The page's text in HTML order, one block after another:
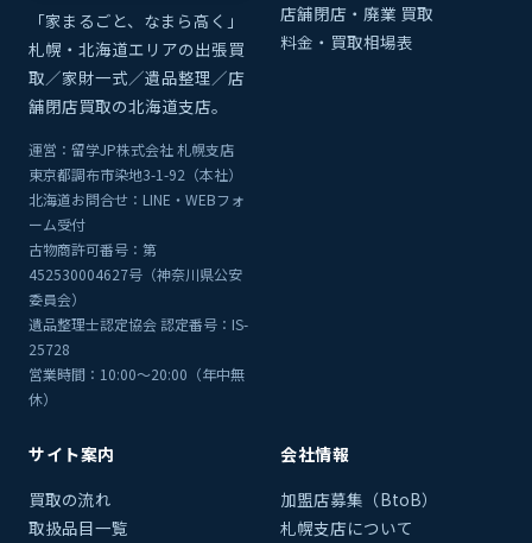
「家まるごと、なまら高く」
札幌・北海道エリアの出張買
取／家財一式／遺品整理／店
舗閉店買取の北海道支店。
運営：留学JP株式会社 札幌支店
東京都調布市染地3-1-92（本社）
北海道お問合せ：LINE・WEBフォ
ーム受付
古物商許可番号：第
452530004627号（神奈川県公安
委員会）
遺品整理士認定協会 認定番号：IS-
25728
営業時間：10:00〜20:00（年中無
休）
店舗閉店・廃業 買取
料金・買取相場表
サイト案内
買取の流れ
取扱品目一覧
会社情報
加盟店募集（BtoB）
札幌支店について